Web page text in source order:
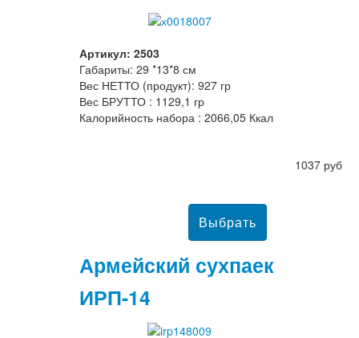
Артикул: 2503
Габариты: 29 *13*8 см
Вес НЕТТО (продукт): 927 гр
Вес БРУТТО : 1129,1 гр
Калорийность набора : 2066,05 Ккал
1037 руб
Армейский сухпаек
ИРП-14